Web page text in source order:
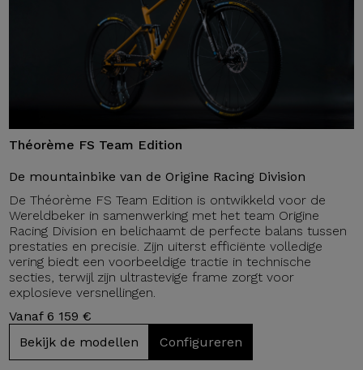
Théorème FS Team Edition
De mountainbike van de Origine Racing Division
De Théorème FS Team Edition is ontwikkeld voor de
Wereldbeker in samenwerking met het team Origine
Racing Division en belichaamt de perfecte balans tussen
prestaties en precisie. Zijn uiterst efficiënte volledige
vering biedt een voorbeeldige tractie in technische
secties, terwijl zijn ultrastevige frame zorgt voor
explosieve versnellingen.
Vanaf 6 159 €
Bekijk de modellen
Configureren